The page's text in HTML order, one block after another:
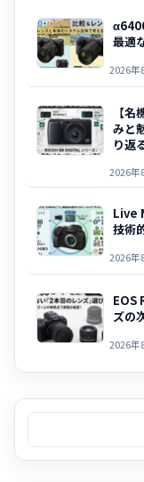
最適
2026年
【
みと
り返
2026年
Live
技術
2026年
EOS
ズの
2026年
検索